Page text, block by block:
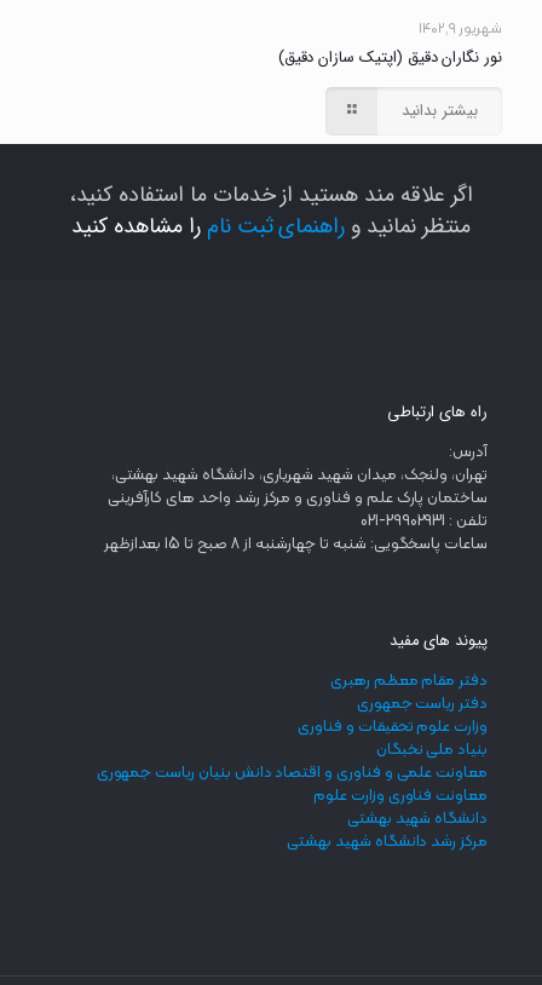
شهریور ۹, ۱۴۰۲
نور نگاران دقیق (اپتیک سازان دقیق)
بیشتر بدانید
اگر علاقه مند هستید از خدمات ما استفاده کنید،
منتظر نمانید و راهنمای ثبت نام را مشاهده کنید
راه های ارتباطی
آدرس:
تهران، ولنجک، میدان شهید شهریاری، دانشگاه شهید بهشتی،
ساختمان پارک علم و فناوری و مرکز رشد واحد های کارآفرینی
تلفن : 29902931-021
ساعات پاسخگویی: شنبه تا چهارشنبه از 8 صبح تا 15 بعدازظهر
پیوند های مفید
دفتر مقام معظم رهبری
دفتر ریاست جمهوری
وزارت علوم تحقیقات و فناوری
بنیاد ملی نخبگان
معاونت علمی و فناوری و اقتصاد دانش بنیان ریاست جمهوری
معاونت فناوری وزارت علوم
دانشگاه شهید بهشتی
مرکز رشد دانشگاه شهید بهشتی